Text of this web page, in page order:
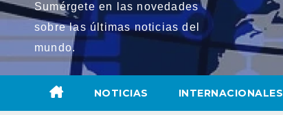
Sumérgete en las novedades
sobre las últimas noticias del
mundo.
NOTICIAS INTERNACIONALES